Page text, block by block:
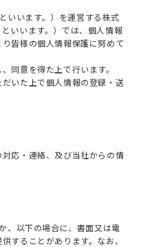
いいます。）を運営する株式
いいます。）では、個人情報
皆様の個人情報保護に努めて
同意を得た上で行います。
いた上で個人情報の登録・送
応・連絡、及び当社からの情
、以下の場合に、書面又は電
することがあります。なお、